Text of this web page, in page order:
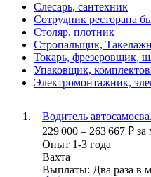
Слесарь, сантехник
Сотрудник ресторана
Столяр, плотник
Стропальщик,
Токарь, фрезеровщик,
Упаковщик,
Электромонтажник,
Водитель
229 000 – 263 667 ₽ за
Опыт 1-3 года
Вахта
Выплаты: Два раза в